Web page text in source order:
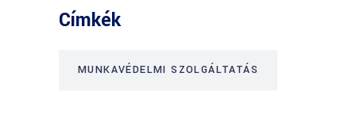
Címkék
MUNKAVÉDELMI SZOLGÁLTATÁS